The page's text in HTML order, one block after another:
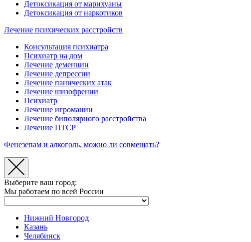
Детоксикация от марихуаны
Детоксикация от наркотиков
Лечение психических расстройств
Консультация психиатра
Психиатр на дом
Лечение деменции
Лечение депрессии
Лечение панических атак
Лечение шизофрении
Психиатр
Лечение игромании
Лечение биполярного расстройства
Лечение ПТСР
Фенезепам и алкоголь, можно ли совмещать?
Выберите ваш город:
Мы работаем по всей России
Нижний Новгород
Казань
Челябинск